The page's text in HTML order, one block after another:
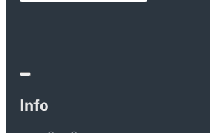
Info